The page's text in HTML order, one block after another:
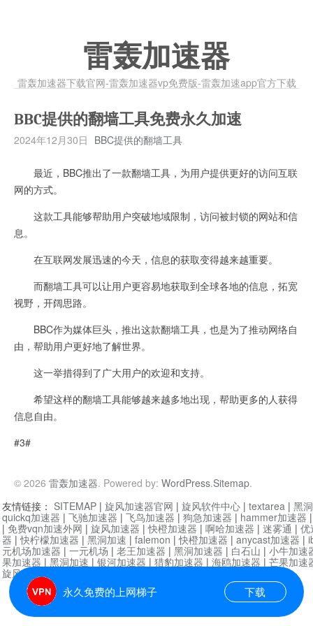
雷轰加速器
雷轰加速器下载官网-雷轰加速器vp免费版-雷轰加速app官方下载
BBC提供的翻墙工具免费永久加速
2024年12月30日 BBC提供的翻墙工具
最近，BBC推出了一款翻墙工具，为用户提供更好的访问互联
网的方式。
这款工具能够帮助用户突破地域限制，访问被封锁的网站和信
息。
在互联网发展迅速的今天，信息的获取变得越来越重要。
而翻墙工具可以让用户更容易地获取到全球各地的信息，拓宽
视野，开阔思路。
BBC作为媒体巨头，推出这款翻墙工具，也是为了推动网络自
由，帮助用户更好地了解世界。
这一举措得到了广大用户的欢迎和支持。
希望这样的翻墙工具能够越来越多地出现，帮助更多的人获得
信息自由。
#3#
© 2026 雷轰加速器. Powered by: WordPress.Sitemap.
永久免费的上网梯子 下载
友情链接： SITEMAP | 旋风加速器官网 | 旋风软件中心 | textarea | 黑
quickq加速器 | 飞驰加速器 | 飞鸟加速器 | 狗急加速器 | hammer加速器
| 免费vqn加速外网 | 旋风加速器 |快橙加速器 | 啊哈加速器 | 迷雾通 | 优
器 |快柠檬加速器 | 黑洞加速 | falemon |快橙加速器 | anycast加速器 |
元机场加速器 | 一元机场 | 老王加速器 | 黑洞加速器 | 白石山 | 小牛加速
果加速器 | 黑洞加速 | 银河加速器 | 猎豹加速器 | 海鸥加速器 | 芒果加速
旋风加速器度器